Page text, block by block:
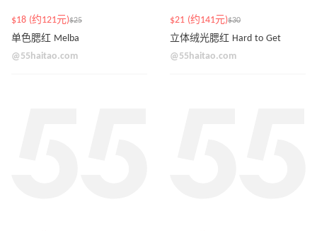
$18 (约121元)$25
单色腮红 Melba
@55haitao.com
$21 (约141元)$30
立体绒光腮红 Hard to Get
@55haitao.com